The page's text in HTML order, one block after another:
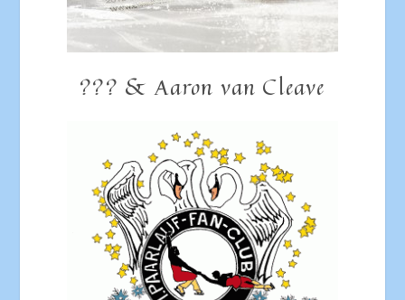
??? & Aaron van Cleave